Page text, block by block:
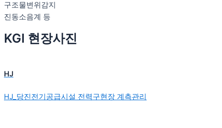
구조물변위감지
진동소음계 등
KGI 현장사진
HJ
HJ_당진전기공급시설 전력구현장 계측관리